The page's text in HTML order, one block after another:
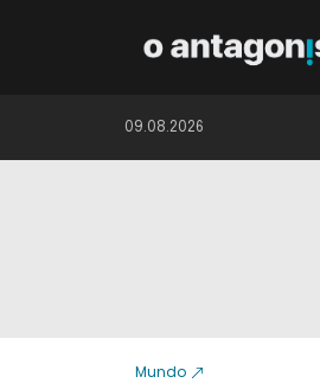
09.08.2026
Mundo